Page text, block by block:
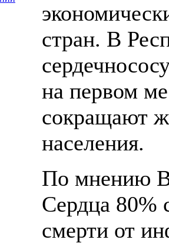
стран. В
на первом
сокращают
населения.
По мнению
Сердца 80%
смерти от